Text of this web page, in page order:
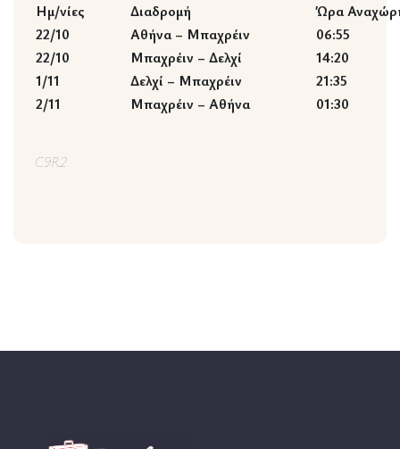
Ημ/νίες Διαδρομή
Ώρα
22/10
Αθήνα – Μπαχρέιν
06:55
22/10
Μπαχρέιν – Δελχί
14:20
1/11
Δελχί – Μπαχρέιν
21:35
2/11
Μπαχρέιν – Αθήνα 01:30
C9R2